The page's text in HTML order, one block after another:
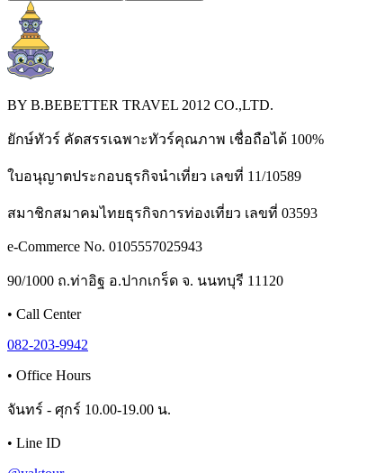
BY B.BEBETTER TRAVEL 2012 CO.,LTD.
ยักษ์ทัวร์ คัดสรรเฉพาะทัวร์คุณภาพ เชื่อถือได้ 100%
ใบอนุญาตประกอบธุรกิจนำเที่ยว เลขที่ 11/10589
สมาชิกสมาคมไทยธุรกิจการท่องเที่ยว เลขที่ 03593
e-Commerce No. 0105557025943
90/1000 ถ.ท่าอิฐ อ.ปากเกร็ด จ. นนทบุรี 11120
• Call Center
082-203-9942
• Office Hours
จันทร์ - ศุกร์ 10.00-19.00 น.
• Line ID